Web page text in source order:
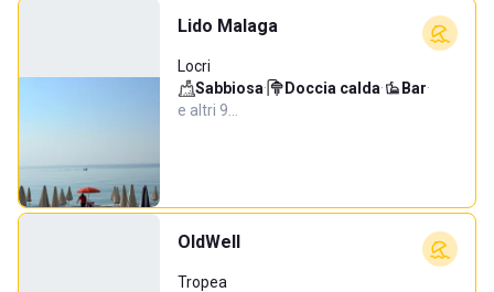
Lido Malaga
Locri
Sabbiosa· Doccia calda· Bar·
e altri 9…
OldWell
Tropea